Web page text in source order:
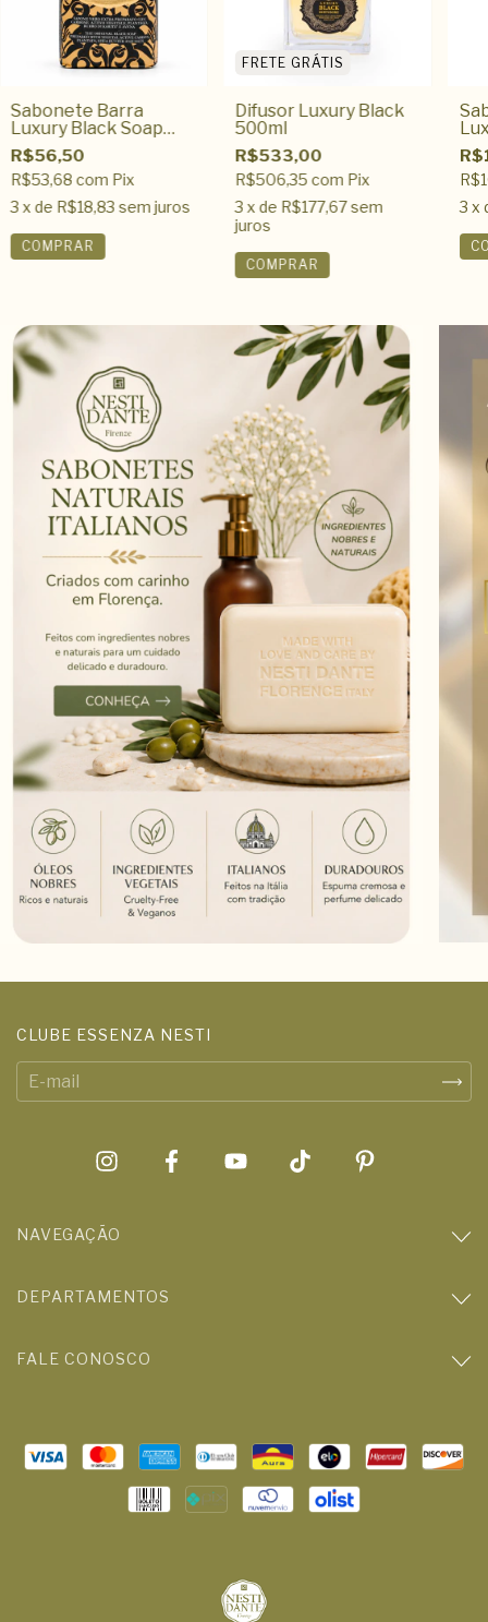
Sabonete Barra
Luxury Black Soap
250gr
R$56,50
R$53,68 com Pix
3 x de R$18,83 sem juros
FRETE GRÁTIS
Difusor Luxury Black
500ml
R$533,00
R$506,35 com Pix
3 x de R$177,67sem
juros
3 x
CLUBE ESSENZA NESTI
NAVEGAÇÃO
DEPARTAMENTOS
FALE CONOSCO